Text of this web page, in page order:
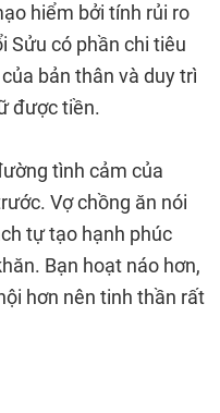
hiểm bởi tính rủi ro
Sửu có phần chi tiêu
bản thân và duy trì
được tiền.
tình cảm của
Vợ chồng ăn nói
tự tạo hạnh phúc
Bạn hoạt náo hơn,
hơn nên tinh thần rất